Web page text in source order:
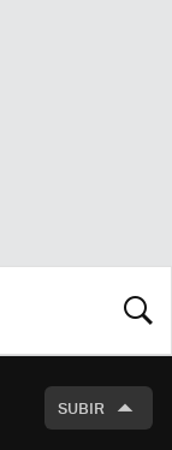
SUBIR